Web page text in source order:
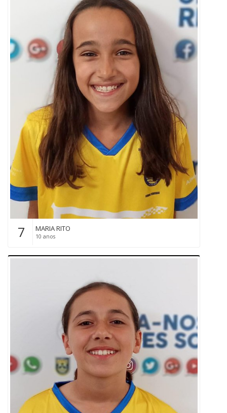
7 MARIA RITO
10 anos